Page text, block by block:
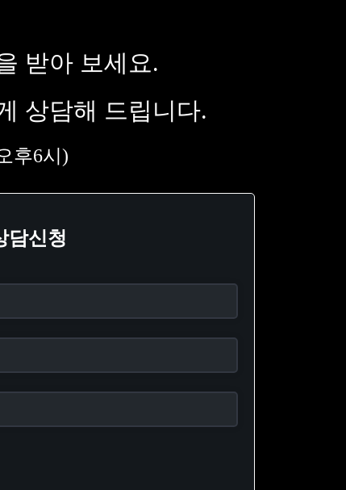
받아 보세요.
상담해 드립니다.
후6시)
담신청